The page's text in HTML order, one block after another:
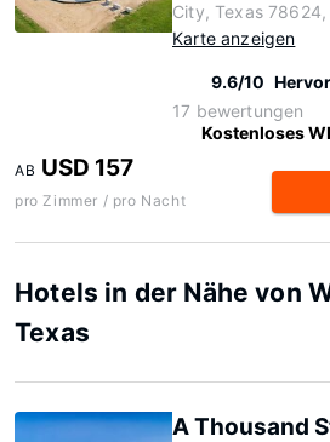
City, Texas 78624,
Karte anzeigen
9.6/10
17 bewertungen
Kostenloses
AB USD 157
pro Zimmer / pro Nacht
Hotels in der Nähe von
Texas
A Thousand